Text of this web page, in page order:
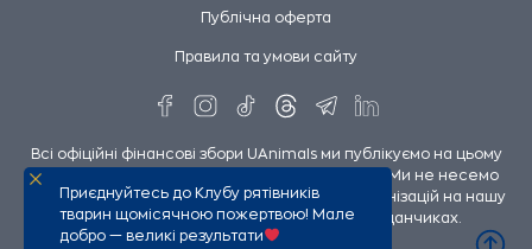
Публічна оферта
Правила та умови сайту
Всі офіційні фінансові збори UAnimals ми публікуємо на цьому
сайті та на сторінках UAnimals у соцмережах. Ми не несемо
відповідальності за збори інших людей чи організацій на нашу
підтримку, опубліковані на сторонніх майданчиках.
UAnimals @ 2026
Приєднуйтесь до Клубу рятівників
тварин щомісячною пожертвою! Мале
добро — великі результати